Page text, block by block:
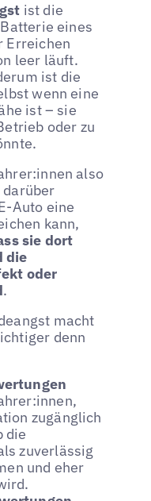
ist die
eines
Erreichen
leer läuft.
ist die
wenn eine
ist – sie
oder zu
also
darüber
Auto eine
kann,
sie dort
die
oder
.
macht
denn
zugänglich
die
zuverlässig
und eher